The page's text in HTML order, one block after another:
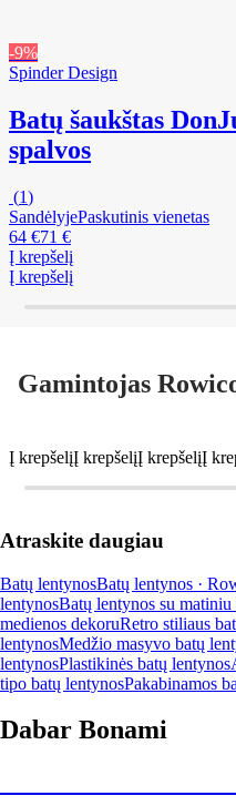
-9%
Spinder Design
Batų šaukštas Don
spalvos
(1)
SandėlyjePaskutinis vienetas
64 €71 €
Į krepšelį
Į krepšelį
Gamintojas
Į krepšelįĮ krepšelįĮ krepšelįĮ
Atraskite daugiau
Batų lentynosBatų lentynos ·
lentynosBatų lentynos su
medienos dekoruRetro stiliaus
lentynosMedžio masyvo batų
lentynosPlastikinės batų lentynos
tipo batų lentynosPakabinamos
Dabar Bonami